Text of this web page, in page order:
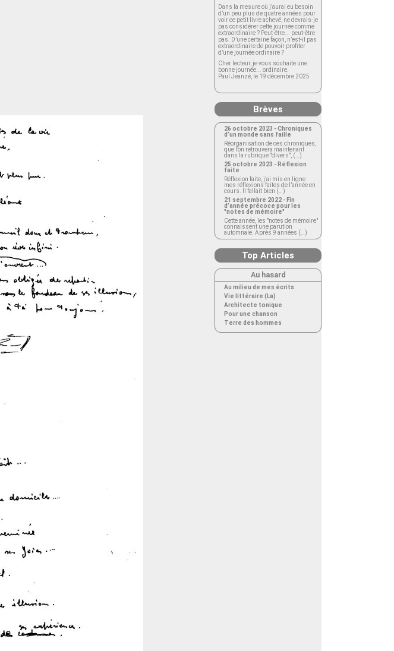
Dans la mesure où j’aurai eu besoin
d’un peu plus de quatre années pour
voir ce petit livre achevé, ne devrais-je
pas considérer cette journée comme
extraordinaire ? Peut-être... peut-être
pas. D’une certaine façon, n’est-il pas
extraordinaire de pouvoir profiter
d’une journée ordinaire ?
Cher lecteur, je vous souhaite une
bonne journée... ordinaire.
Paul Jeanzé, le 19 décembre 2025
Brèves
26 octobre 2023 - Chroniques
d’un monde sans faille
Réorganisation de ces chroniques,
que l’on retrouvera maintenant
dans la rubrique "divers", (…)
25 octobre 2023 - Réflexion
faite
Réflexion faite, j’ai mis en ligne
mes réflexions faites de l’année en
cours. Il fallait bien (…)
21 septembre 2022 - Fin
d’année précoce pour les
"notes de mémoire"
Cette année, les "notes de mémoire"
connaissent une parution
automnale. Après 9 années (…)
Top Articles
Au hasard
Au milieu de mes écrits
Vie littéraire (La)
Architecte tonique
Pour une chanson
Terre des hommes